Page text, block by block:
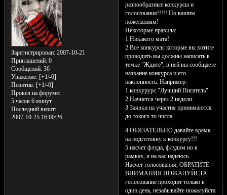
Зарегистрирован: 2007-10-21
Приглашений:0
Сообщений:36
Уважение: [+1/-0]
Позитив: [+1/-0]
Провел на форуме:
5 часов 6 минут
Последний визит:
2007-10-25 16:00:26
разнообразные конкурсы и
голосования!!!!! По вашим
пожеланиям!
Некоторые правила:
1 Никакого мата!
2 Все конкурсы которые вы хотите
проводить вы должны написать в
темке "Ждите", в ней вы сообщаете
название конкурса и его
наклонность. Например:
1.конкурурс "Лучший Писатель"
2 Начнется через 2 недели
3 Заявки на участия принимаются
до токого то числа
4 ОБЯЗАТЕЛЬНО давайте время
на подготовку к конкурсу!!!
5 насчет флуда, флудим но в
рамках, я на вас надеюсь.
Насчет голосования, ОБРАТИТЕ
ВНИМАНИЯ ПОЖАЛУЙСТА
голосование проходит только в
один день, незабывайте пожалуйста